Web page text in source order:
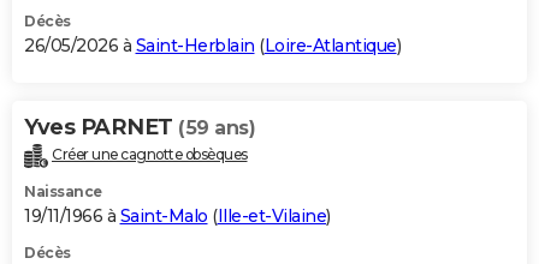
S'inscrire
Se connecter
Lycées
Collèges
Primaires
Universités
Entreprises
Service militaire
Avis de recherche
AVIS DE DÉCÈS
Bricolage
Lifestyle
Culture
Sport
Auto
Television
Voyage
Cinema
Décès
26/05/2026 à Saint-Herblain (Loire-Atlantique)
Yves PARNET (59 ans)
Créer une cagnotte obsèques
Naissance
19/11/1966 à Saint-Malo (Ille-et-Vilaine)
Décès